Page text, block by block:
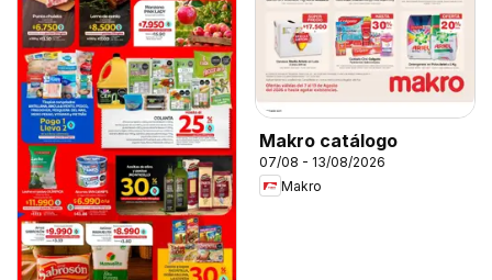
Makro catálogo
07/08 - 13/08/2026
Makro